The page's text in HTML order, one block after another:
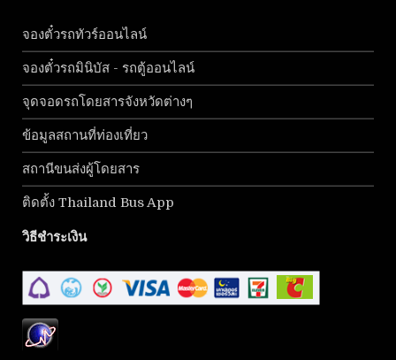
จองตั๋วรถทัวร์ออนไลน์
จองตั๋วรถมินิบัส - รถตู้ออนไลน์
จุดจอดรถโดยสารจังหวัดต่างๆ
ข้อมูลสถานที่ท่องเที่ยว
สถานีขนส่งผู้โดยสาร
ติดตั้ง Thailand Bus App
วิธีชำระเงิน